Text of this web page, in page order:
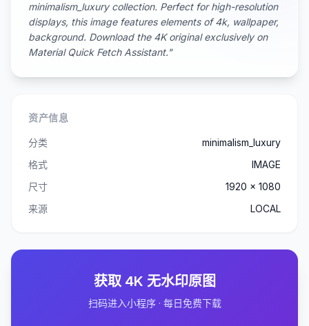
minimalism_luxury collection. Perfect for high-resolution
displays, this image features elements of 4k, wallpaper,
background. Download the 4K original exclusively on
Material Quick Fetch Assistant."
资产信息
分类
minimalism_luxury
格式
IMAGE
尺寸
1920 x 1080
来源
LOCAL
获取 4K 无水印原图
扫码进入小程序 · 每日免费下载